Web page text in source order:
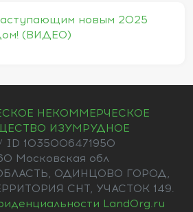
новым 2025
(ВИДЕО)
НЕКОММЕРЧЕСКОЕ
ИЗУМРУДНОЕ
ID 1035006471950
Московская обл
ОДИНЦОВО ГОРОД,
СНТ, УЧАСТОК 149.
LandOrg.ru